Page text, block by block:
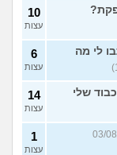
10
עצות
לי מה
6
עצות
שלי 14
עצות
כתבה ב-03/08/26
1
עצות